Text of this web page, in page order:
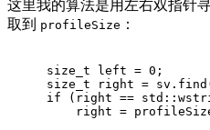
这里我的算法是用左右双指针
取到 profileSize ：
size_t left = 0 ;
size_t right = sv. find
if (right ==
right =